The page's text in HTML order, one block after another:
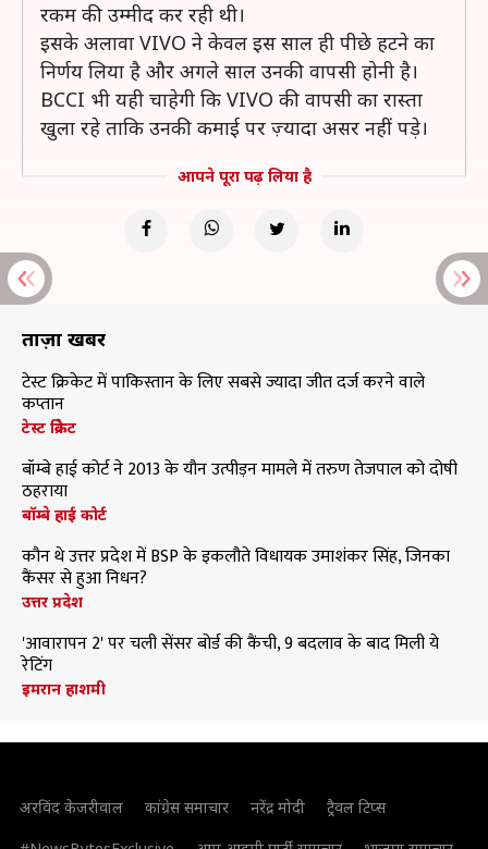
रकम की उम्मीद कर रही थी।
इसके अलावा VIVO ने केवल इस साल ही पीछे हटने का
निर्णय लिया है और अगले साल उनकी वापसी होनी है।
BCCI भी यही चाहेगी कि VIVO की वापसी का रास्ता
खुला रहे ताकि उनकी कमाई पर ज़्यादा असर नहीं पड़े।
आपने पूरा पढ़ लिया है
ताज़ा खबरें
टेस्ट क्रिकेट में पाकिस्तान के लिए सबसे ज्यादा जीत दर्ज करने वाले
कप्तान
टेस्ट क्रिकेट
बॉम्बे हाई कोर्ट ने 2013 के यौन उत्पीड़न मामले में तरुण तेजपाल को दोषी
ठहराया
बॉम्बे हाई कोर्ट
कौन थे उत्तर प्रदेश में BSP के इकलौते विधायक उमाशंकर सिंह, जिनका
कैंसर से हुआ निधन?
उत्तर प्रदेश
'आवारापन 2' पर चली सेंसर बोर्ड की कैंची, 9 बदलाव के बाद मिली ये
रेटिंग
इमरान हाशमी
अरविंद केजरीवाल कांग्रेस समाचार नरेंद्र मोदी
ट्रैवल टिप्स